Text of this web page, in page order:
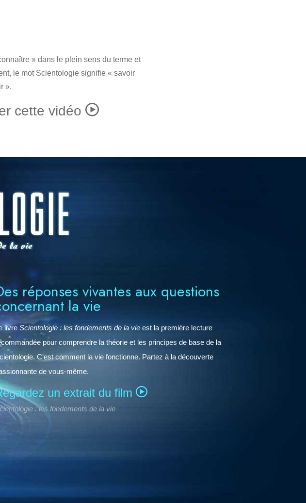
» dans le plein sens du terme et
le mot Scientologie signifie « savoir
».
cette vidéo
réponses vivantes aux questions
la vie
livre Scientologie : les fondements de la vie est la première lecture
pour comprendre la théorie et les principes de base de la
C’est comment la vie fonctionne. Partez à la découverte
de vous-même.
un extrait du film
: les fondements de la vie